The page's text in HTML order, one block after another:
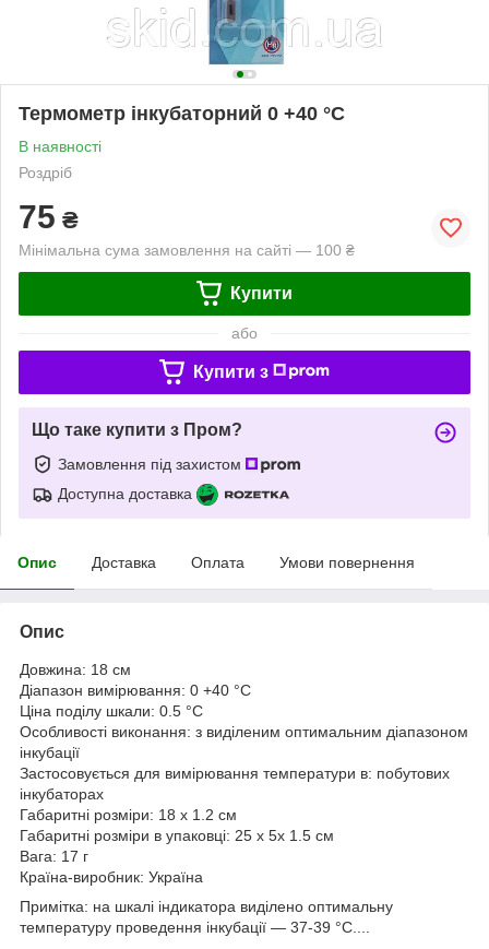
Термометр інкубаторний 0 +40 °С
В наявності
Роздріб
75 ₴
Мінімальна сума замовлення на сайті — 100 ₴
Купити
або
Купити з
Що таке купити з Пром?
Замовлення під захистом
Доступна доставка
Опис Доставка Оплата Умови повернення
Опис
Довжина: 18 см
Діапазон вимірювання: 0 +40 °С
Ціна поділу шкали: 0.5 °С
Особливості виконання: з виділеним оптимальним діапазоном
інкубації
Застосовується для вимірювання температури в: побутових
інкубаторах
Габаритні розміри: 18 х 1.2 см
Габаритні розміри в упаковці: 25 х 5х 1.5 см
Вага: 17 г
Країна-виробник: Україна
Примітка: на шкалі індикатора виділено оптимальну
температуру проведення інкубації — 37-39 °С....